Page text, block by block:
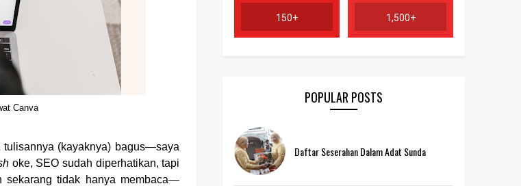
Canva
(kayaknya) bagus—saya
oke, SEO sudah diperhatikan, tapi
sekarang tidak hanya membaca—
150+ 1,500+
POPULAR POSTS
Daftar Seserahan Dalam Adat Sunda